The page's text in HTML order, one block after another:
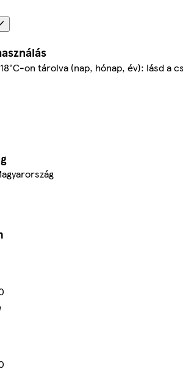
on tárolva (nap, hónap, év): lásd a